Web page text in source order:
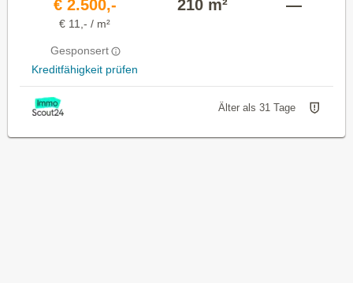
€ 2.500,-
€ 11,- / m²
Gesponsert
Kreditfähigkeit prüfen
210 m² —
Älter als 31 Tage